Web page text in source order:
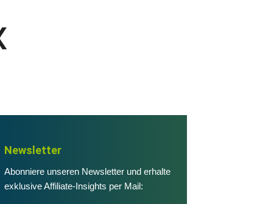
Newsletter
Abonniere unseren Newsletter und erhalte
exklusive Affiliate-Insights per Mail: